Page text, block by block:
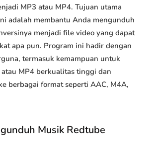
MP3 atau MP4. Tujuan utama
adalah membantu Anda mengunduh
menjadi file video yang dapat
apa pun. Program ini hadir dengan
termasuk kemampuan untuk
MP4 berkualitas tinggi dan
berbagai format seperti AAC, M4A,
Musik Redtube